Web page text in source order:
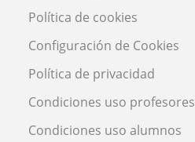
Política de cookies
Configuración de Cookies
Política de privacidad
Condiciones uso profesores
Condiciones uso alumnos